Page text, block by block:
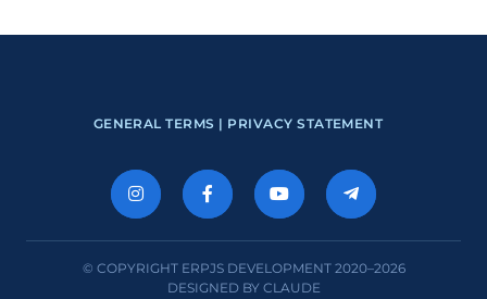
GENERAL TERMS | PRIVACY STATEMENT
© COPYRIGHT ERPJS DEVELOPMENT 2020–2026
DESIGNED BY CLAUDE